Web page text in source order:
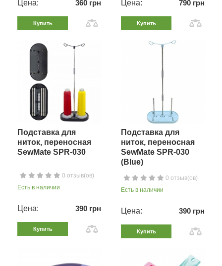
Цена: 360 грн
Купить
Цена: 790 грн
Купить
Подставка для
ниток, переносная
SewMate SPR-030
0 отзыв(ов)
Есть в наличии
Цена: 390 грн
Купить
Подставка для
ниток, переносная
SewMate SPR-030
(Blue)
0 отзыв(ов)
Есть в наличии
Цена: 390 грн
Купить